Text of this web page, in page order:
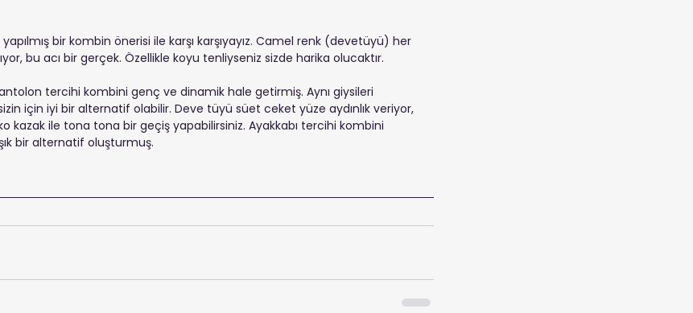
bir kombin önerisi ile karşı karşıyayız. Camel renk (devetüyü) her
bu acı bir gerçek. Özellikle koyu tenliyseniz sizde harika olucaktır.
tercihi kombini genç ve dinamik hale getirmiş. Aynı giysileri
için iyi bir alternatif olabilir. Deve tüyü süet ceket yüze aydınlık veriyor,
kazak ile tona tona bir geçiş yapabilirsiniz. Ayakkabı tercihi kombini
bir alternatif oluşturmuş.